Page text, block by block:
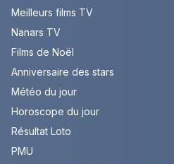
Meilleurs films TV
Nanars TV
Films de Noël
Anniversaire des stars
Météo du jour
Horoscope du jour
Résultat Loto
PMU